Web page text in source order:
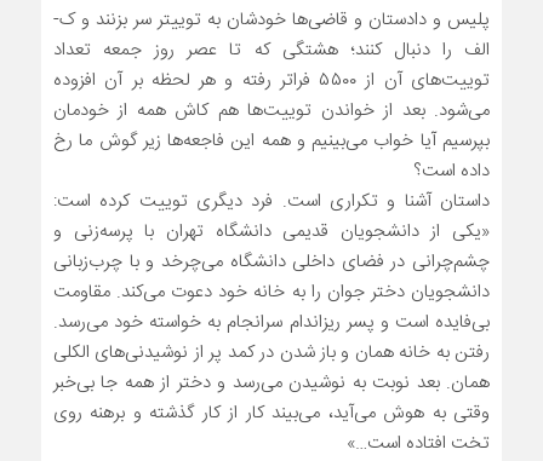
پلیس و دادستان و قاضی‌ها خودشان به توییتر سر بزنند و ک-
الف را دنبال کنند؛ هشتگی که تا عصر روز جمعه تعداد
توییت‌های آن از ۵۵۰۰ فراتر رفته و هر لحظه بر آن افزوده
می‌شود. بعد از خواندن توییت‌ها هم کاش همه از خودمان
بپرسیم آیا خواب می‌بینیم و همه این فاجعه‌ها زیر گوش ما رخ
داده است؟
داستان آشنا و تکراری است. فرد دیگری توییت کرده است:
«یکی از دانشجویان قدیمی دانشگاه تهران با پرسه‌زنی و
چشم‌چرانی در فضای داخلی دانشگاه می‌چرخد و با چرب‌زبانی
دانشجویان دختر جوان را به خانه خود دعوت می‌کند. مقاومت
بی‌فایده است و پسر ریزاندام سرانجام به خواسته خود می‌رسد.
رفتن به خانه همان و باز شدن در کمد پر از نوشیدنی‌های الکلی
همان. بعد نوبت به نوشیدن می‌رسد و دختر از همه جا بی‌خبر
وقتی به هوش می‌آید، می‌بیند کار از کار گذشته و برهنه روی
تخت افتاده است…»